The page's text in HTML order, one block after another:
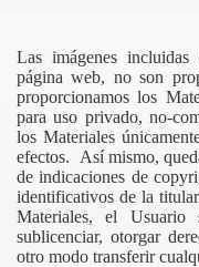
Las imágenes
página web, no son
proporcionamos los
para uso privado, no-
los Materiales
efectos. Así mismo,
de indicaciones de
identificativos de la
Materiales, el Usuario
sublicenciar, otorgar
otro modo transferir